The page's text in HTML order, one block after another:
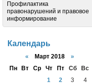
Профилактика
правонарушений и правовое
информирование
Календарь
« Март 2018 »
Пн
Вт Ср Чт Пт Сб
Вс
1
2 3
4